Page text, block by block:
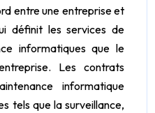
entre une entreprise et
définit les services de
informatiques que le
Les contrats
informatique
tels que la surveillance,